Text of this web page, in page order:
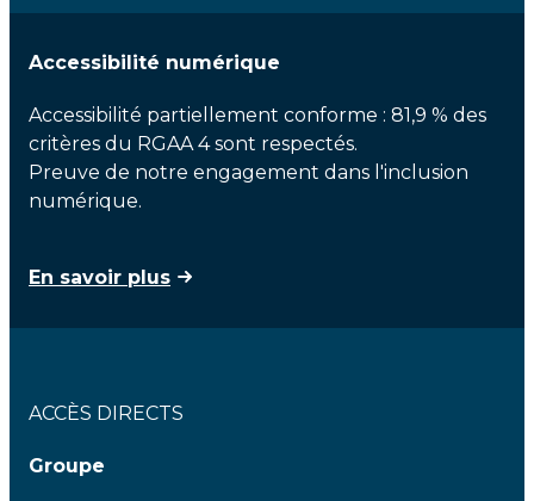
Accessibilité numérique
Accessibilité partiellement conforme : 81,9 % des
critères du RGAA 4 sont respectés.
Preuve de notre engagement dans l'inclusion
numérique.
En savoir plus
ACCÈS DIRECTS
Groupe